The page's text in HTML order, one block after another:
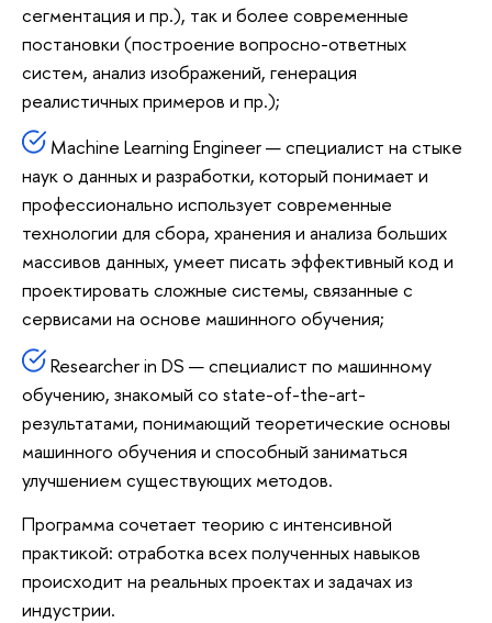
сегментация и пр.), так и более современные
постановки (построение вопросно-ответных
систем, анализ изображений, генерация
реалистичных примеров и пр.);
Machine Learning Engineer — специалист на стыке
наук о данных и разработки, который понимает и
профессионально использует современные
технологии для сбора, хранения и анализа больших
массивов данных, умеет писать эффективный код и
проектировать сложные системы, связанные с
сервисами на основе машинного обучения;
Researcher in DS — специалист по машинному
обучению, знакомый со state-of-the-art-
результатами, понимающий теоретические основы
машинного обучения и способный заниматься
улучшением существующих методов.
Программа сочетает теорию с интенсивной
практикой: отработка всех полученных навыков
происходит на реальных проектах и задачах из
индустрии.